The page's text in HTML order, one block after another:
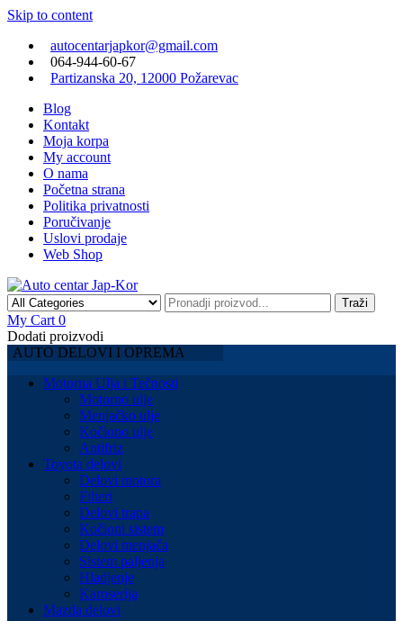
Skip to content
autocentarjapkor@gmail.com
064-944-60-67
Partizanska 20, 12000 Požarevac
Blog
Kontakt
Moja korpa
My account
O nama
Početna strana
Politika privatnosti
Poručivanje
Uslovi prodaje
Web Shop
Auto centar Jap-Kor
autocentarjapkor.rs
Traži
My Cart 0
Dodati proizvodi
AUTO DELOVI I OPREMA
Motorna Ulja i Tečnosti
Motorno ulje
Menjačko ulje
Kočiono ulje
Antifriz
Toyota delovi
Delovi motora
Filteri
Delovi trapa
Kočioni sistem
Delovi menjača
Sistem paljenja
Hladjenje
Karoserija
Mazda delovi